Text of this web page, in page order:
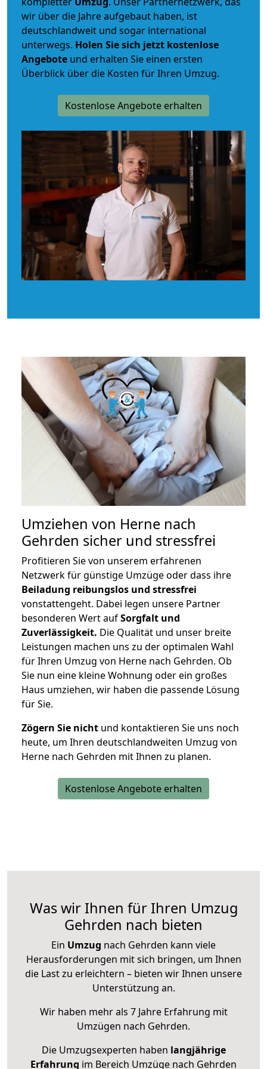
wir über die Jahre aufgebaut haben, ist
deutschlandweit und sogar international
unterwegs. Holen Sie sich jetzt kostenlose
Angebote und erhalten Sie einen ersten
Überblick über die Kosten für Ihren Umzug.
Kostenlose Angebote erhalten
Umziehen von Herne nach
Gehrden sicher und stressfrei
Profitieren Sie von unserem erfahrenen
Netzwerk für günstige Umzüge oder dass ihre
Beiladung reibungslos und stressfrei
vonstattengeht. Dabei legen unsere Partner
besonderen Wert aufSorgfalt und
Zuverlässigkeit. Die Qualität und unser breite
Leistungen machen uns zu der optimalen Wahl
für Ihren Umzug von Herne nach Gehrden. Ob
Sie nun eine kleine Wohnung oder ein großes
Haus umziehen, wir haben die passende Lösung
für Sie.
Zögern Sie nicht und kontaktieren Sie uns noch
heute, um Ihren deutschlandweiten Umzug von
Herne nach Gehrden mit Ihnen zu planen.
Kostenlose Angebote erhalten
Was wir Ihnen für Ihren Umzug
Gehrden nach bieten
Ein Umzug nach Gehrden kann viele
Herausforderungen mit sich bringen, um Ihnen
die Last zu erleichtern – bieten wir Ihnen unsere
Unterstützung an.
Wir haben mehr als 7 Jahre Erfahrung mit
Umzügen nach Gehrden.
Die Umzugsexperten haben langjährige
Erfahrung im Bereich Umzüge nach Gehrden